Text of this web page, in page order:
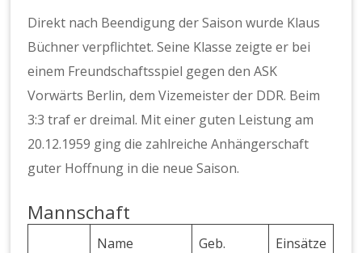
Direkt nach Beendigung der Saison wurde Klaus
Büchner verpflichtet. Seine Klasse zeigte er bei
einem Freundschaftsspiel gegen den ASK
Vorwärts Berlin, dem Vizemeister der DDR. Beim
3:3 traf er dreimal. Mit einer guten Leistung am
20.12.1959 ging die zahlreiche Anhängerschaft
guter Hoffnung in die neue Saison.
Mannschaft
Name Geb. Einsätze